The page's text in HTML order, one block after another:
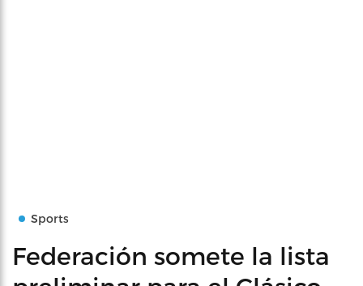
Sports
Federación somete la lista